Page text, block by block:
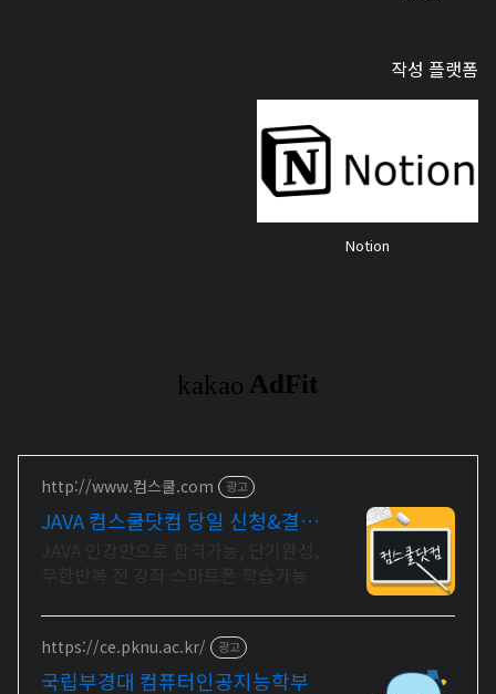
작성 플랫폼
Notion
http://www.컴스쿨.com 광고
JAVA 컴스쿨닷컴 당일 신청&결제
https://ce.pknu.ac.kr/ 광고
국립부경대 컴퓨터인공지능학부